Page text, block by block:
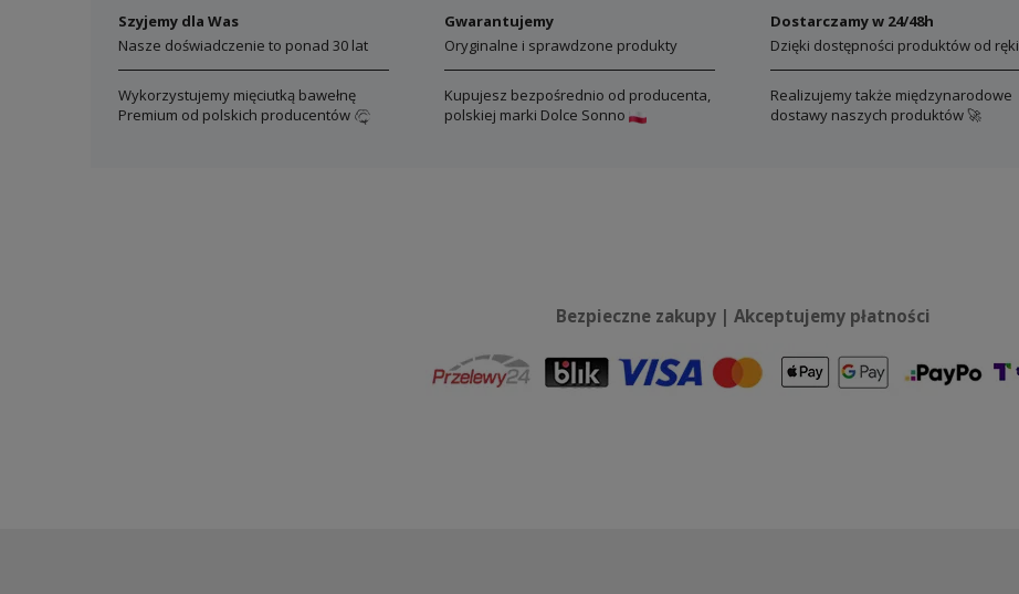
Szyjemy dla Was
Nasze doświadczenie to ponad 30 lat
Wykorzystujemy mięciutką bawełnę
Premium od polskich producentów
Gwarantujemy
Oryginalne i sprawdzone produkty
Kupujesz bezpośrednio od producenta,
polskiej marki Dolce Sonno
Dostarczamy w 24/48h
Dzięki dostępności produktów od ręki
Realizujemy także międzynarodowe
dostawy naszych produktów 🚀
Bezpieczne zakupy | Akceptujemy płatności